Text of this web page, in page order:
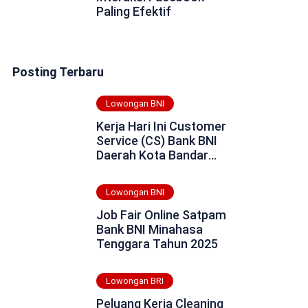
Paling Efektif
Posting Terbaru
Lowongan BNI
Kerja Hari Ini Customer
Service (CS) Bank BNI
Daerah Kota Bandar
Lowongan BNI
Job Fair Online Satpam
Bank BNI Minahasa
Tenggara Tahun 2025
Lowongan BRI
Peluang Kerja Cleaning